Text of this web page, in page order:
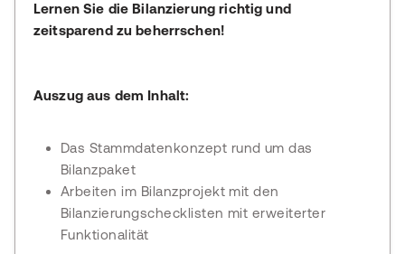
Lernen Sie die Bilanzierung richtig und
zeitsparend zu beherrschen!
Auszug aus dem Inhalt:
Das Stammdatenkonzept rund um das
Bilanzpaket
Arbeiten im Bilanzprojekt mit den
Bilanzierungschecklisten mit erweiterter
Funktionalität